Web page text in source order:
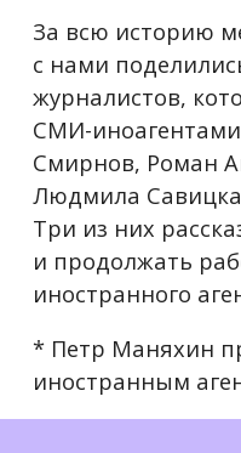
За всю историю
с нами
журналистов,
СМИ-иноагентами
Смирнов, Роман
Людмила
Три из них
и продолжать
иностранного
* Петр Маняхин
иностранным